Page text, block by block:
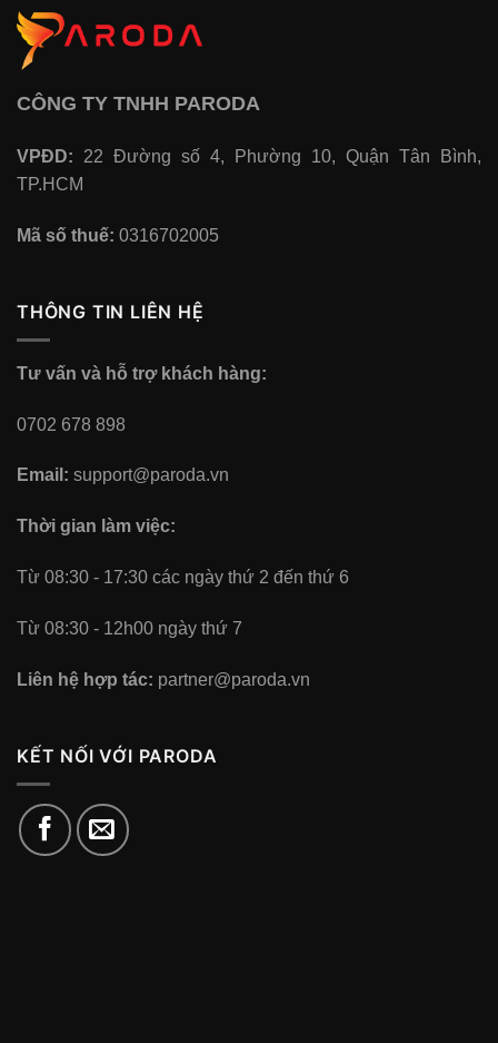
CÔNG TY TNHH PARODA
VPĐD: 22 Đường số 4, Phường 10, Quận Tân Bình,
TP.HCM
Mã số thuế: 0316702005
THÔNG TIN LIÊN HỆ
Tư vấn và hỗ trợ khách hàng:
0702 678 898
Email: support@paroda.vn
Thời gian làm việc:
Từ 08:30 - 17:30 các ngày thứ 2 đến thứ 6
Từ 08:30 - 12h00 ngày thứ 7
Liên hệ hợp tác: partner@paroda.vn
KẾT NỐI VỚI PARODA